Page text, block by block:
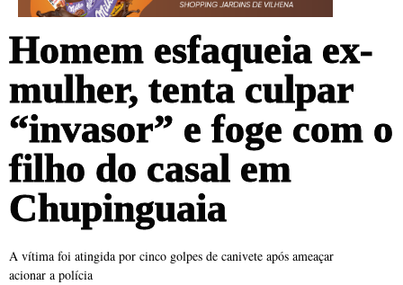
Homem esfaqueia ex-
mulher, tenta culpar
“invasor” e foge com o
filho do casal em
Chupinguaia
A vítima foi atingida por cinco golpes de canivete após ameaçar
acionar a polícia